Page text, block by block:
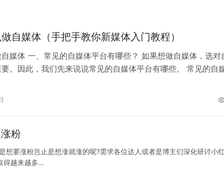
自媒体（手把手教你新媒体入门教程）
媒体 一、常见的自媒体平台有哪些？ 如果想做自媒体，选对
。因此，我们先来说说常见的自媒体平台有哪些。 常见的自
粉
要涨粉岂止是想涨就涨的呢?需求各位达人或者是博主们深化研讨小
得越来越多…